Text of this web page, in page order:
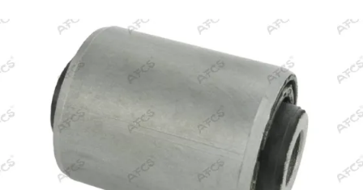
উদ্ধৃতি
অনুরোধ
করুন